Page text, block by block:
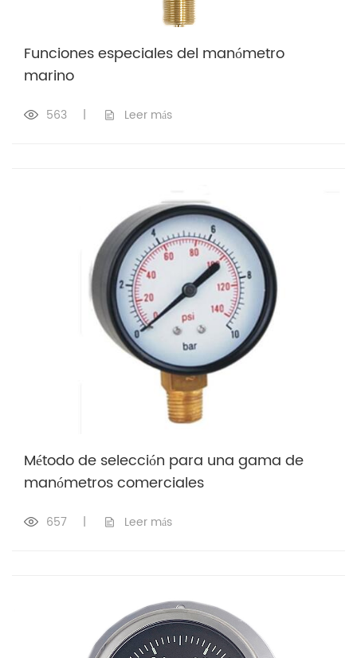
Funciones especiales del manómetro
marino
563 | Leer más
Método de selección para una gama de
manómetros comerciales
657 | Leer más